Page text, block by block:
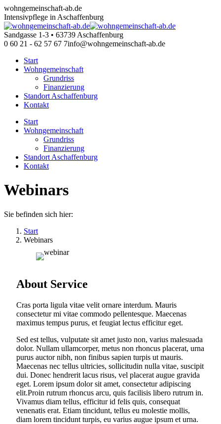
Zum
Inhalt
springen
wohngemeinschaft-ab.de
Intensivpflege in Aschaffenburg
Sandgasse 1-3 • 63739 Aschaffenburg
0 60 21 - 62 57 67 7info@wohngemeinschaft-ab.de
Start
Wohngemeinschaft
Grundriss
Finanzierung
Standort Aschaffenburg
Kontakt
Start
Wohngemeinschaft
Grundriss
Finanzierung
Standort Aschaffenburg
Kontakt
Webinars
Sie befinden sich hier:
Start
Webinars
About Service
Cras porta ligula vitae velit ornare interdum. Mauris
consectetur mi vitae commodo pellentesque. Maecenas
maximus tempus purus, et feugiat lectus efficitur eget.
Sed est tellus, vulputate sit amet justo non, varius malesuada
dolor. Nullam ullamcorper, metus non rhoncus placerat, urna
purus auctor nibh, non finibus sapien turpis ut mauris.
Maecenas nec tellus ultricies, sollicitudin nulla vitae, suscipit
dui. Donec hendrerit lacus risus, vel placerat augue gravida
eget. Lorem ipsum dolor sit amet, consectetur adipiscing
elit.Proin rutrum rhoncus arcu, quis facilisis libero rutrum in.
Vivamus diam tellus, efficitur id felis quis, consequat
venenatis erat. Etiam tincidunt, tellus eu molestie mollis,
diam lorem tincidunt turpis, eu varius augue ipsum et urna.